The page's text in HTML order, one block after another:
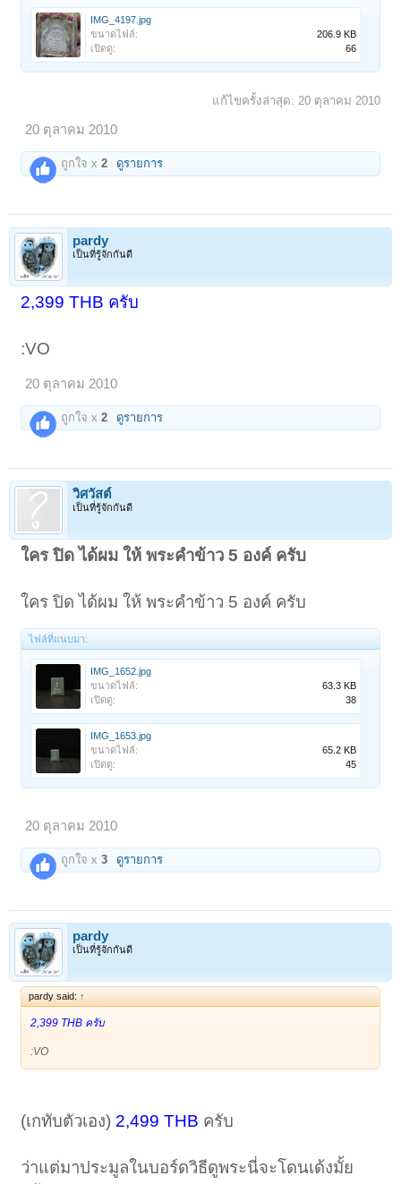
IMG_4197.jpg
ขนาดไฟล์:
206.9 KB
เปิดดู:
66
แก้ไขครั้งล่าสุด: 20 ตุลาคม 2010
20 ตุลาคม 2010
ถูกใจ x2 ดูรายการ
pardy
เป็นที่รู้จักกันดี
2,399 THB ครับ
:VO
20 ตุลาคม 2010
ถูกใจ x2 ดูรายการ
วิศวัสต์
เป็นที่รู้จักกันดี
ใคร ปิด ได้ผม ให้ พระคำข้าว 5 องค์ ครับ
ใคร ปิด ได้ผม ให้ พระคำข้าว 5 องค์ ครับ
ไฟล์ที่แนบมา:
IMG_1652.jpg
ขนาดไฟล์:
63.3 KB
เปิดดู:
38
IMG_1653.jpg
ขนาดไฟล์:
65.2 KB
เปิดดู:
45
20 ตุลาคม 2010
ถูกใจ x3 ดูรายการ
pardy
เป็นที่รู้จักกันดี
pardy said: ↑
2,399 THB ครับ
:VO
(เกทับตัวเอง) 2,499 THB ครับ
ว่าแต่มาประมูลในบอร์ดวิธีดูพระนี่จะโดนเด้งมั้ย